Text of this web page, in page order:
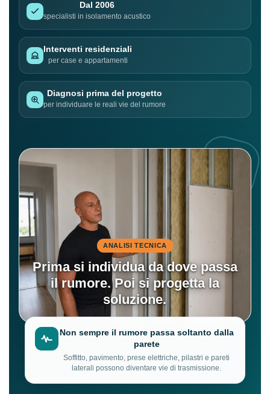
Dal 2006
specialisti in isolamento acustico
Interventi residenziali
per case e appartamenti
Diagnosi prima del progetto
per individuare le reali vie del rumore
ANALISI TECNICA
Prima si individua da dove passa
il rumore. Poi si progetta la
soluzione.
Non sempre il rumore passa soltanto dalla
parete
Soffitto, pavimento, prese elettriche, pilastri e pareti
laterali possono diventare vie di trasmissione.